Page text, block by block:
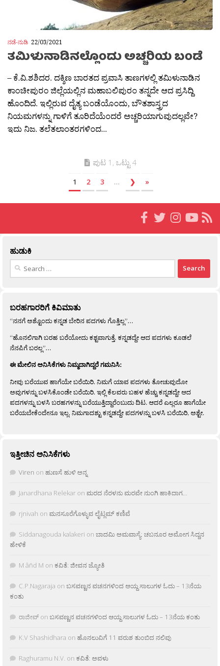
ನಡೆ-ನುಡಿ 22/03/2021
ತಮಿಳುನಾಡಿನಲ್ಲೊಂದು ಅಚ್ಚರಿಯ ಬಂಡೆ
– ಕೆ.ವಿ.ಶಶಿದರ. ದಕ್ಶಿಣ ಬಾರತದ ಪ್ರವಾಸಿ ತಾಣಗಳಲ್ಲಿ ತಮಿಳುನಾಡಿನ
ಕಾಂಚೀಪುರಂ ಜಿಲ್ಲೆಯಲ್ಲಿನ ಮಹಾಬಲಿಪುರಂ ತನ್ನದೇ ಆದ ಪ್ರಸಿದ್ದಿ
ಹೊಂದಿದೆ. ಇಲ್ಲಿರುವ ದೈತ್ಯ ಬಂಡೆಯೊಂದು, ಬೌತಶಾಸ್ತ್ರದ
ನಿಯಮಗಳನ್ನು ಗಾಳಿಗೆ ತೂರಿದೆಯೆಂದರೆ ಅಚ್ಚರಿಯಾಗುವುದಲ್ಲವೇ?
ಇದು ನಿಜ. ತಲೆತಲಾಂತರಗಳಿಂದ...
ಪುಟ 1, ಒಟ್ಟು 4
1 2 3 ... ❯ »
ಹುಡುಕಿ
Search
ಬರಹಗಾರರಿಗೆ ಕಿವಿಮಾತು
“ನನಗೆ ಅಶ್ಟೊಂದು ಕನ್ನಡ ಬೇರಿನ ಪದಗಳು ಗೊತ್ತಿಲ್ಲ”…
“ಹೊನಲಿಗಾಗಿ ಬರಹ ಬರೆಯೋದು ಕಶ್ಟವಾಗುತ್ತೆ. ಕನ್ನಡದ್ದೇ ಆದ ಪದಗಳು ಕೂಡಲೆ
ನೆನಪಿಗೆ ಬರಲ್ಲ”…
ಈ ಮೇಲಿನ ಅನಿಸಿಕೆಗಳು ನಿಮ್ಮದಾಗಿದ್ದರೆ ಗಮನಿಸಿ:
ನೀವು ಬರೆಯುವ ಹಾಗೆಯೇ ಬರೆಯಿರಿ. ನಿಮಗೆ ಯಾವ ಪದಗಳು ತೋಚುವುದೋ
ಅವುಗಳನ್ನು ಬಳಸಿಕೊಂಡೇ ಬರೆಯಿರಿ. ಇಲ್ಲಿ ಕೆಲವರು ಬಹಳ ಹೆಚ್ಚು ಕನ್ನಡದ್ದೇ ಆದ
ಪದಗಳನ್ನು ಬಳಸಿ ಬರಹಗಳನ್ನು ಬರೆಯುತ್ತಿದ್ದಾರೆಂಬುದು ದಿಟ. ಆದರೆ ಎಲ್ಲರೂ ಹಾಗೆಯೇ
ಬರೆಯಬೇಕೆಂದೇನೂ ಇಲ್ಲ. ನಿಮಗಾದಶ್ಟು ಕನ್ನಡದ್ದೇ ಪದಗಳನ್ನು ಬಳಸಿ ಬರೆಯಿರಿ, ಅಶ್ಟೇ.
ಇತ್ತೀಚಿನ ಅನಿಸಿಕೆಗಳು
Viren on ಹುಣಸೆ ಹುಳಿ ಅನ್ನ
Janardhana Relekar on ಮರದ ನೆರಳನು ಮರವೇ ನುಂಗಿ ಹಾಕಿದಾಗ…
rjnivah on ಮನಸೂರೆಗೊಳ್ಳುವ ಲೈಟ್ಲಮ್ ಕಣಿವೆ
Siddanagouda kalakeri on ಬಾದಮಿ ಅಮವಾಸ್ಯೆ: ಚಬನೂರ ಅಮೋಗ ಸಿದ್ದನ
ಹೇಳಿಕೆ
M âñd M on ಕವಿತೆ: ಜೀವನ ಜ್ಯೋತಿ
C.P.Nagaraja on ಬಸವಣ್ಣನ ವಚನಗಳಿಂದ ಆಯ್ದ ಸಾಲುಗಳ ಓದು – 13ನೆಯ
ಕಂತು
ರಾಜೀವ್ on ಬಸವಣ್ಣನ ವಚನಗಳಿಂದ ಆಯ್ದ ಸಾಲುಗಳ ಓದು – 13ನೆಯ ಕಂತು
K.V Shashidhara on ಹೊನಲುವಿಗೆ 11 ವರುಶ ತುಂಬಿದ ನಲಿವು
Raghuramu N.V. on ಕವಿತೆ: ಅವಳು